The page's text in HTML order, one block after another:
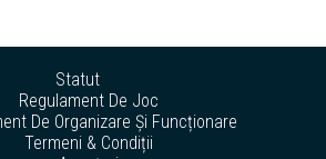
Statut
Regulament De Joc
De Organizare Și Funcționare
Termeni & Condiții